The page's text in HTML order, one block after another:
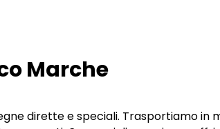
Marche
dirette e speciali. Trasportiamo in